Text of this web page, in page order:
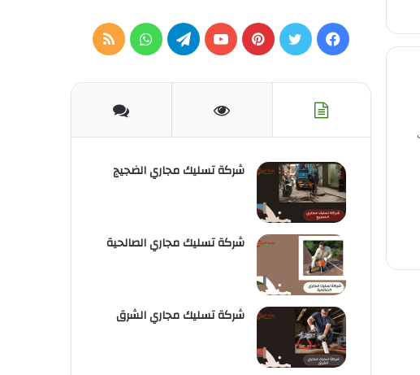
فيسبوكتويتر بينتيريستيوتيوبتيلقرامواتسابملخص
شركة تسليك مجاري الضجيج
شركة تسليك مجاري الصالحية
شركة تسليك مجاري الشرق